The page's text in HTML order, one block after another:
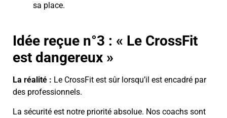
sa place.
Idée reçue n°3 : « Le CrossFit
est dangereux »
La réalité : Le CrossFit est sûr lorsqu’il est encadré par
des professionnels.
La sécurité est notre priorité absolue. Nos coachs sont